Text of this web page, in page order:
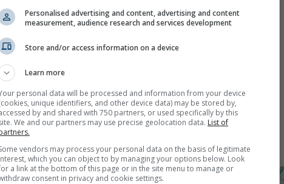
Personalised advertising and content, advertising and content
measurement, audience research and services development
Store and/or access information on a device
Learn more
personal data will be processed and information from your device
unique identifiers, and other device data) may be stored by,
by and shared with 750 partners, or used specifically by this
We and our partners may use precise geolocation data. List of
vendors may process your personal data on the basis of legitimate
which you can object to by managing your options below. Look
a link at the bottom of this page or in the site menu to manage or
consent in privacy and cookie settings.